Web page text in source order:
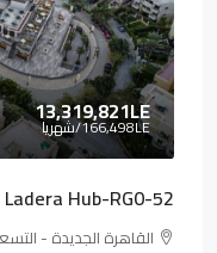
13,319,821LE
166,498LE/شهريا
Ladera Hub-RG0-52
القاهرة الجديدة -